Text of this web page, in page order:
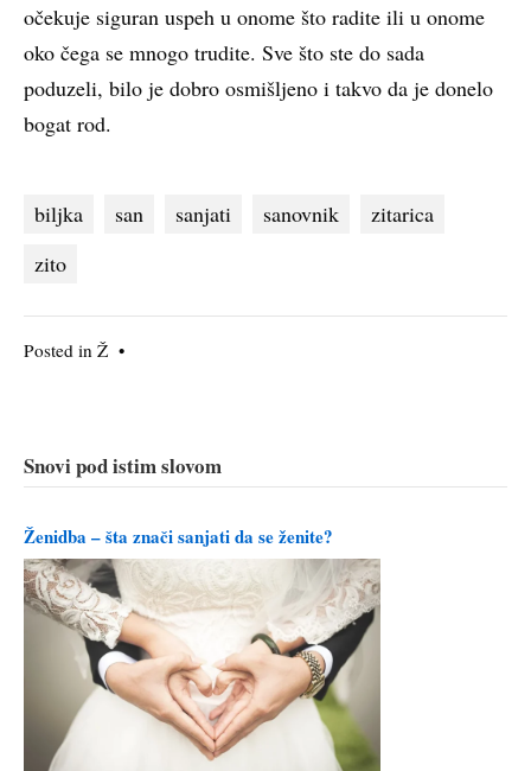
očekuje siguran uspeh u onome što radite ili u onome
oko čega se mnogo trudite. Sve što ste do sada
poduzeli, bilo je dobro osmišljeno i takvo da je donelo
bogat rod.
biljka san sanjati sanovnik
zitarica
zito
Posted in Ž •
Snovi pod istim slovom
Ženidba – šta znači sanjati da se ženite?